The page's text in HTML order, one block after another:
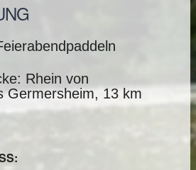
Rhein von
Germersheim, 13 km